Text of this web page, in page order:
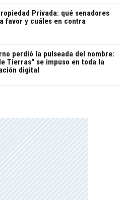
Privada: qué senadores
favor y cuáles en contra
perdió la pulseada del nombre:
Tierras" se impuso en toda la
digital